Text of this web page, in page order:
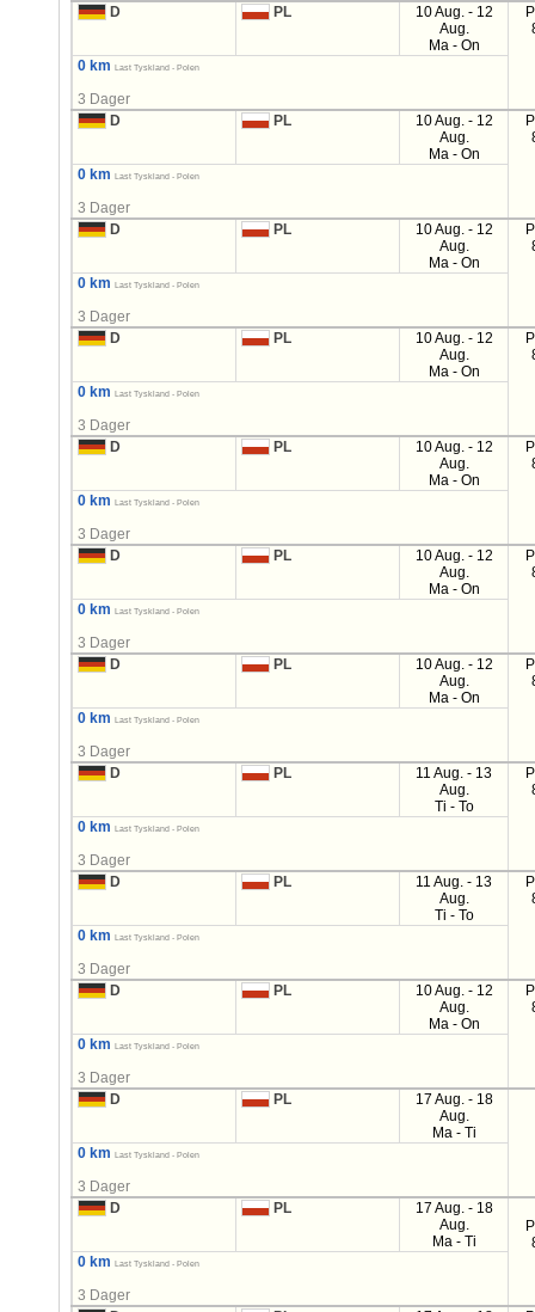
D PL
10 Aug. - 12
Aug.
Ma - On
0 km Last Tyskland - Polen
3 Dager
D
PL
10 Aug. - 12
Aug.
Ma - On
0 km Last Tyskland - Polen
3 Dager
D
PL
10 Aug. - 12
Aug.
Ma - On
0 km Last Tyskland - Polen
3 Dager
D
PL
10 Aug. - 12
Aug.
Ma - On
0 km Last Tyskland - Polen
3 Dager
D
PL
10 Aug. - 12
Aug.
Ma - On
0 km Last Tyskland - Polen
3 Dager
D
PL
10 Aug. - 12
Aug.
Ma - On
0 km Last Tyskland - Polen
3 Dager
D
PL
10 Aug. - 12
Aug.
Ma - On
0 km Last Tyskland - Polen
3 Dager
D
PL
11 Aug. - 13
Aug.
Ti - To
0 km Last Tyskland - Polen
3 Dager
D
PL
11 Aug. - 13
Aug.
Ti - To
0 km Last Tyskland - Polen
3 Dager
D
PL
10 Aug. - 12
Aug.
Ma - On
0 km Last Tyskland - Polen
3 Dager
D
PL
17 Aug. - 18
Aug.
Ma - Ti
0 km
Last Tyskland - Polen
3 Dager
D
PL
17 Aug. - 18
Aug.
Ma - Ti
0 km
Last Tyskland - Polen
3 Dager